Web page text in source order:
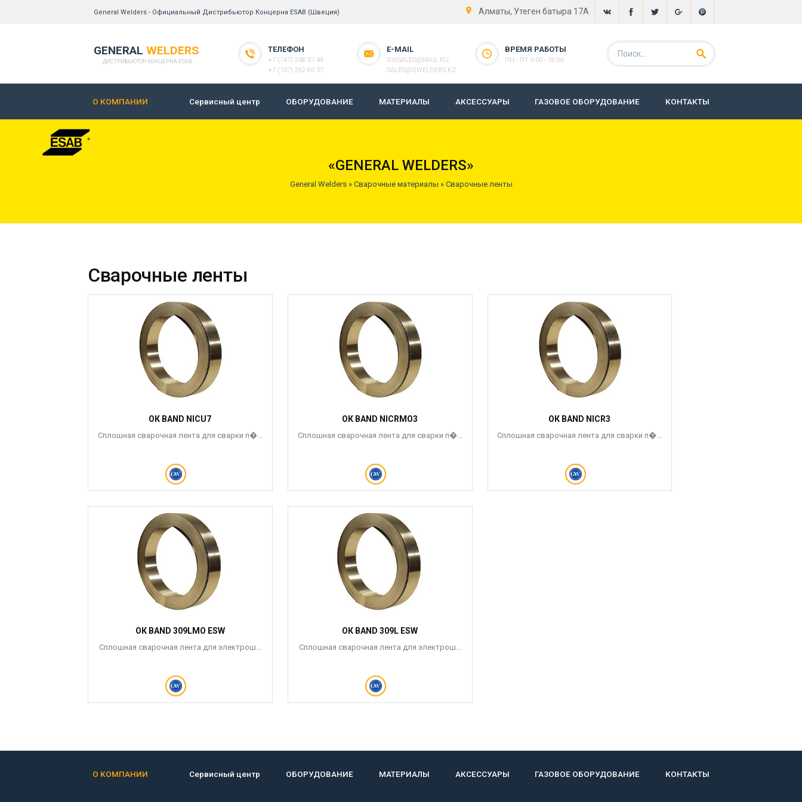
General Welders - Официальный Дистрибьютор Концерна ESAB (Швеция) Алматы, Утеген батыра 17А
GENERAL WELDERS
ДИСТРИБЬЮТОР КОНЦЕРНА ESAB
ТЕЛЕФОН
+7 (747) 208 07 49
+7 (707) 262 80 37
E-MAIL
GWSALES@MAIL.RU
SALES@GWELDERS.KZ
ВРЕМЯ РАБОТЫ
ПН - ПТ 9:00 - 18:00
О КОМПАНИИ Сервисный центр ОБОРУДОВАНИЕ МАТЕРИАЛЫ АКСЕССУАРЫ ГАЗОВОЕ ОБОРУДОВАНИЕ КОНТАКТЫ
«GENERAL WELDERS»
General Welders » Сварочные материалы » Сварочные ленты
Сварочные ленты
ОК BAND NICU7
Сплошная сварочная лента для сварки п�...
ОК BAND NICRMO3
Сплошная сварочная лента для сварки п�...
ОК BAND NICR3
Сплошная сварочная лента для сварки п�...
ОК BAND 309LMO ESW
Сплошная сварочная лента для электрош...
ОК BAND 309L ESW
Сплошная сварочная лента для электрош...
О КОМПАНИИ Сервисный центр ОБОРУДОВАНИЕ МАТЕРИАЛЫ АКСЕССУАРЫ ГАЗОВОЕ ОБОРУДОВАНИЕ КОНТАКТЫ